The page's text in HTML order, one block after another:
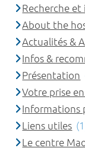
Recherche
About the
Actualités &
Infos &
Présentation
Votre prise
Informations
Liens utiles
Le centre